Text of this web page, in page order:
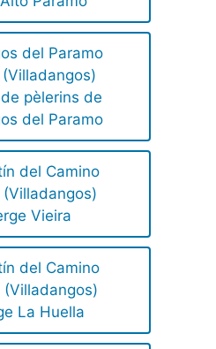
del Paramo
(Villadangos)
pèlerins de
del Paramo
del Camino
Vieira
del Camino
(Villadangos)
La Huella